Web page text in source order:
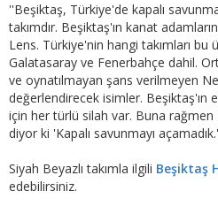
''Beşiktaş, Türkiye'de kapalı
takımdır. Beşiktaş'ın kanat
Lens. Türkiye'nin hangi takımları
Galatasaray ve Fenerbahçe dahil.
ve oynatılmayan şans verilmeyen
değerlendirecek isimler. Beşiktaş'ın
için her türlü silah var. Buna
diyor ki 'Kapalı savunmayı
Siyah Beyazlı takımla ilgili Beşiktaş
edebilirsiniz.